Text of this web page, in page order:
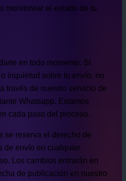
monitorear el estado de tu
en todo momento. Si
inquietud sobre tu envío, no
través de nuestro servicio de
Whatsapp. Estamos
cada paso del proceso.
se reserva el derecho de
de envío en cualquier
Los cambios entrarán en
de publicación en nuestro